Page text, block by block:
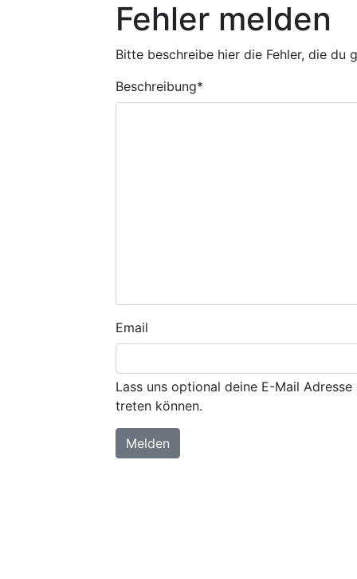
Fehler melden
Bitte beschreibe hier die Fehler, die du
Beschreibung*
Email
Lass uns optional deine E-Mail
treten können.
Melden